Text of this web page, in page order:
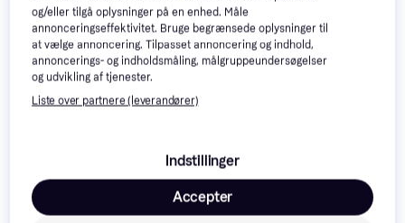
5.498 kr.
1 butik
20.999 kr.
2 butikker
Trender
og/eller tilgå oplysninger på en enhed. Måle
annonceringseffektivitet. Bruge begrænsede oplysninger til
at vælge annoncering. Tilpasset annoncering og indhold,
annoncerings- og indholdsmåling, målgruppeundersøgelser
og udvikling af tjenester.
Liste over partnere (leverandører)
Indstillinger
Accepter